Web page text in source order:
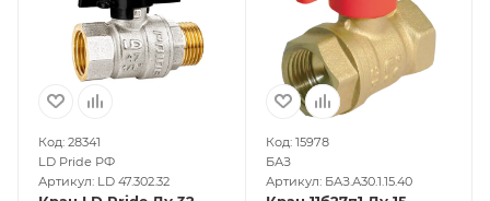
Код: 28341
LD Pride РФ
Артикул: LD 47.302.32
Код: 15978
БАЗ
Артикул: БАЗ.А30.1.15.40